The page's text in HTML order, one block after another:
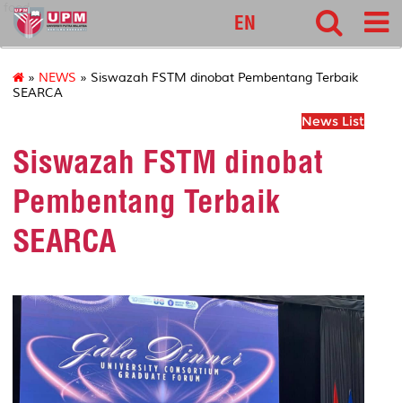
food
EN
» NEWS » Siswazah FSTM dinobat Pembentang Terbaik
SEARCA
News List
Siswazah FSTM dinobat
Pembentang Terbaik
SEARCA